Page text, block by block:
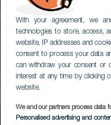
With your agreement, we
technologies to store, access,
website, IP addresses and
consent to process your data
can withdraw your consent or
interest at any time by clicking
website.
We and our partners process data
Personalised advertising and